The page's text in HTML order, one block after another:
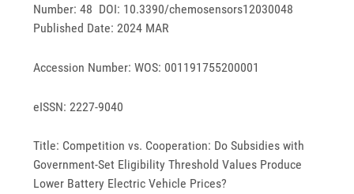
Number: 48 DOI: 10.3390/chemosensors12030048
Published Date: 2024 MAR
Accession Number: WOS: 001191755200001
eISSN: 2227-9040
Title: Competition vs. Cooperation: Do Subsidies with
Government-Set Eligibility Threshold Values Produce
Lower Battery Electric Vehicle Prices?